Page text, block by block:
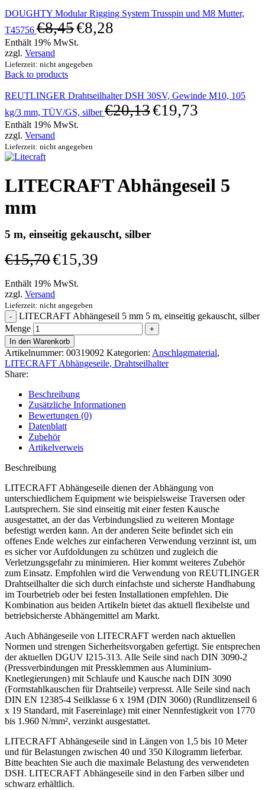
DOUGHTY Modular Rigging System Trusspin und M8 Mutter,
T45756 €8,45€8,28
Enthält 19% MwSt.
zzgl. Versand
Lieferzeit: nicht angegeben
Back to products
REUTLINGER Drahtseilhalter DSH 30SV, Gewinde M10, 105
kg/3 mm, TÜV/GS, silber€20,13€19,73
Enthält 19% MwSt.
zzgl. Versand
Lieferzeit: nicht angegeben
LITECRAFT Abhängeseil 5
mm
5 m, einseitig gekauscht, silber
€15,70€15,39
Enthält 19% MwSt.
zzgl. Versand
Lieferzeit: nicht angegeben
LITECRAFT Abhängeseil 5 mm 5 m, einseitig gekauscht, silber
Menge
In den Warenkorb
Artikelnummer: 00319092 Kategorien: Anschlagmaterial,
LITECRAFT Abhängeseile, Drahtseilhalter
Share:
Beschreibung
Zusätzliche Informationen
Bewertungen (0)
Datenblatt
Zubehör
Artikelverweis
Beschreibung
LITECRAFT Abhängeseile dienen der Abhängung von
unterschiedlichem Equipment wie beispielsweise Traversen oder
Lautsprechern. Sie sind einseitig mit einer festen Kausche
ausgestattet, an der das Verbindungslied zu weiteren Montage
befestigt werden kann. An der anderen Seite befindet sich ein
offenes Ende welches zur einfacheren Verwendung verzinnt ist, um
es sicher vor Aufdoldungen zu schützen und zugleich die
Verletzungsgefahr zu minimieren. Hier kommt weiteres Zubehör
zum Einsatz. Empfohlen wird die Verwendung von REUTLINGER
Drahtseilhalter die sich durch einfachste und sicherste Handhabung
im Tourbetrieb oder bei festen Installationen empfehlen. Die
Kombination aus beiden Artikeln bietet das aktuell flexibelste und
betriebsicherste Abhängemittel am Markt.
Auch Abhängeseile von LITECRAFT werden nach aktuellen
Normen und strengen Sicherheitsvorgaben gefertigt. Sie entsprechen
der aktuellen DGUV I215-313. Alle Seile sind nach DIN 3090-2
(Pressverbindungen mit Pressklemmen aus Aluminium-
Knetlegierungen) mit Schlaufe und Kausche nach DIN 3090
(Formstahlkauschen für Drahtseile) verpresst. Alle Seile sind nach
DIN EN 12385-4 Seilklasse 6 x 19M (DIN 3060) (Rundlitzenseil 6
x 19 Standard, mit Fasereinlage) mit einer Nennfestigkeit von 1770
bis 1.960 N/mm², verzinkt ausgestattet.
LITECRAFT Abhängeseile sind in Längen von 1,5 bis 10 Meter
und für Belastungen zwischen 40 und 350 Kilogramm lieferbar.
Bitte beachten Sie auch die maximale Belastung des verwendeten
DSH. LITECRAFT Abhängeseile sind in den Farben silber und
schwarz erhältlich.